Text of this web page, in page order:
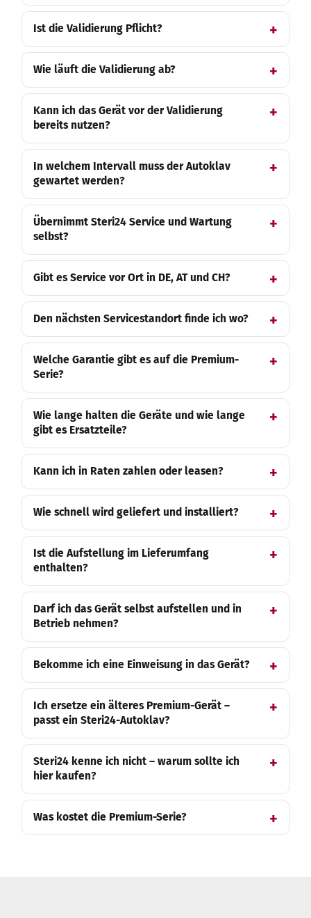
Ist die Validierung Pflicht?
Wie läuft die Validierung ab?
Kann ich das Gerät vor der Validierung
bereits nutzen?
In welchem Intervall muss der Autoklav
gewartet werden?
Übernimmt Steri24 Service und Wartung
selbst?
Gibt es Service vor Ort in DE, AT und CH?
Den nächsten Servicestandort finde ich wo?
Welche Garantie gibt es auf die Premium-
Serie?
Wie lange halten die Geräte und wie lange
gibt es Ersatzteile?
Kann ich in Raten zahlen oder leasen?
Wie schnell wird geliefert und installiert?
Ist die Aufstellung im Lieferumfang
enthalten?
Darf ich das Gerät selbst aufstellen und in
Betrieb nehmen?
Bekomme ich eine Einweisung in das Gerät?
Ich ersetze ein älteres Premium-Gerät –
passt ein Steri24-Autoklav?
Steri24 kenne ich nicht – warum sollte ich
hier kaufen?
Was kostet die Premium-Serie?